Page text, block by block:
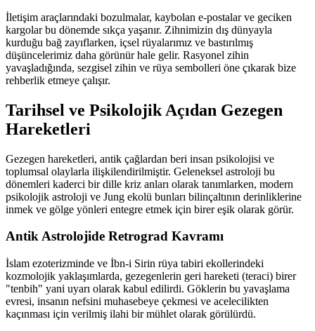
İletişim araçlarındaki bozulmalar, kaybolan e-postalar ve geciken
kargolar bu dönemde sıkça yaşanır. Zihnimizin dış dünyayla
kurduğu bağ zayıflarken, içsel rüyalarımız ve bastırılmış
düşüncelerimiz daha görünür hale gelir. Rasyonel zihin
yavaşladığında, sezgisel zihin ve rüya sembolleri öne çıkarak bize
rehberlik etmeye çalışır.
Tarihsel ve Psikolojik Açıdan Gezegen
Hareketleri
Gezegen hareketleri, antik çağlardan beri insan psikolojisi ve
toplumsal olaylarla ilişkilendirilmiştir. Geleneksel astroloji bu
dönemleri kaderci bir dille kriz anları olarak tanımlarken, modern
psikolojik astroloji ve Jung ekolü bunları bilinçaltının derinliklerine
inmek ve gölge yönleri entegre etmek için birer eşik olarak görür.
Antik Astrolojide Retrograd Kavramı
İslam ezoterizminde ve İbn-i Sirin rüya tabiri ekollerindeki
kozmolojik yaklaşımlarda, gezegenlerin geri hareketi (teraci) birer
"tenbih" yani uyarı olarak kabul edilirdi. Göklerin bu yavaşlama
evresi, insanın nefsini muhasebeye çekmesi ve acelecilikten
kaçınması için verilmiş ilahi bir mühlet olarak görülürdü.